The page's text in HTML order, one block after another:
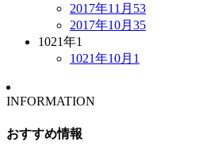
2017年11月 53
2017年10月 35
1021年1
1021年10月 1
INFORMATION
おすすめ情報